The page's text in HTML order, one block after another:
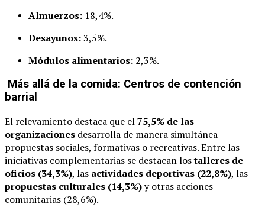
Almuerzos: 18,4%.
Desayunos:3,5%.
Módulos alimentarios: 2,3%.
Más allá de la comida: Centros de contención
barrial
El relevamiento destaca que el75,5% de las
organizaciones desarrolla de manera simultánea
propuestas sociales, formativas o recreativas. Entre las
iniciativas complementarias se destacan lostalleres de
oficios (34,3%), las actividades deportivas (22,8%), las
propuestas culturales (14,3%)y otras acciones
comunitarias (28,6%).